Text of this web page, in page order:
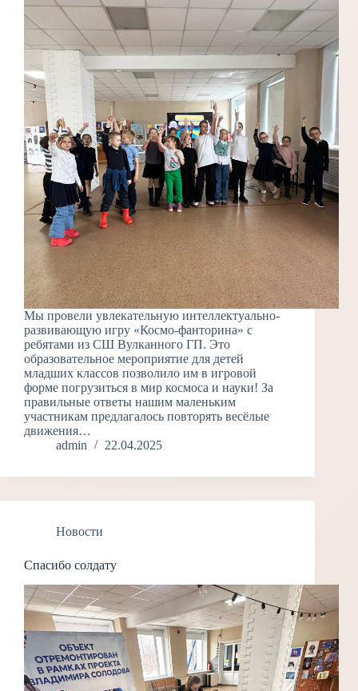
Мы провели увлекательную интеллектуально-
развивающую игру «Космо-фанторина» с
ребятами из СШ Вулканного ГП. Это
образовательное мероприятие для детей
младших классов позволило им в игровой
форме погрузиться в мир космоса и науки! За
правильные ответы нашим маленьким
участникам предлагалось повторять весёлые
движения…
admin
22.04.2025
Новости
Спасибо солдату